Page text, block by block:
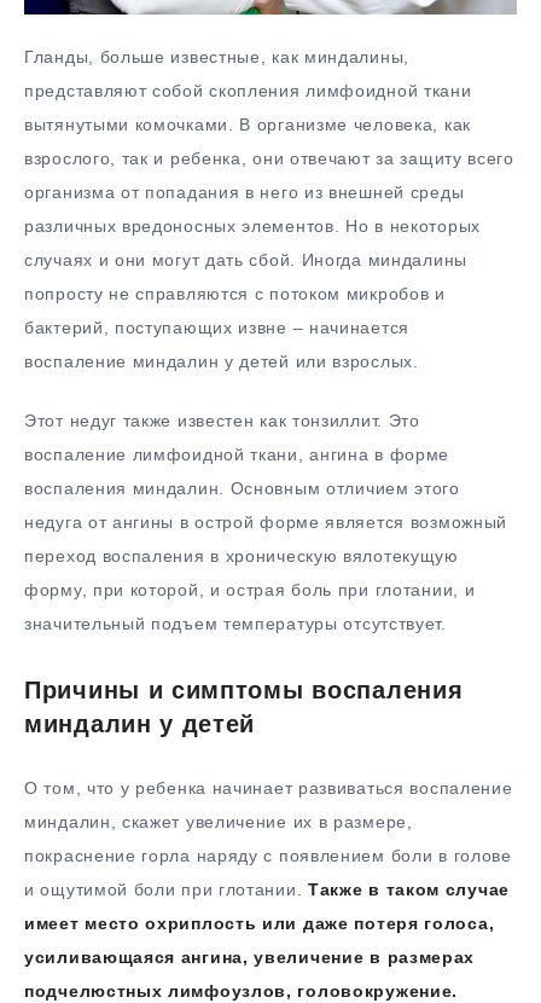
Гланды, больше известные, как миндалины,
представляют собой скопления лимфоидной ткани
вытянутыми комочками. В организме человека, как
взрослого, так и ребенка, они отвечают за защиту всего
организма от попадания в него из внешней среды
различных вредоносных элементов. Но в некоторых
случаях и они могут дать сбой. Иногда миндалины
попросту не справляются с потоком микробов и
бактерий, поступающих извне – начинается
воспаление миндалин у детей или взрослых.
Этот недуг также известен как тонзиллит. Это
воспаление лимфоидной ткани, ангина в форме
воспаления миндалин. Основным отличием этого
недуга от ангины в острой форме является возможный
переход воспаления в хроническую вялотекущую
форму, при которой, и острая боль при глотании, и
значительный подъем температуры отсутствует.
Причины и симптомы воспаления
миндалин у детей
О том, что у ребенка начинает развиваться воспаление
миндалин, скажет увеличение их в размере,
покраснение горла наряду с появлением боли в голове
и ощутимой боли при глотании. Также в таком случае
имеет место охриплость или даже потеря голоса,
усиливающаяся ангина, увеличение в размерах
подчелюстных лимфоузлов, головокружение.